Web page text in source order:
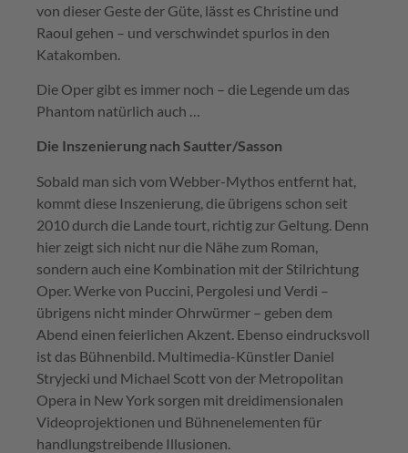
von dieser Geste der Güte, lässt es Christine und
Raoul gehen – und verschwindet spurlos in den
Katakomben.
Die Oper gibt es immer noch – die Legende um das
Phantom natürlich auch …
Die Inszenierung nach Sautter/Sasson
Sobald man sich vom Webber-Mythos entfernt hat,
kommt diese Inszenierung, die übrigens schon seit
2010 durch die Lande tourt, richtig zur Geltung. Denn
hier zeigt sich nicht nur die Nähe zum Roman,
sondern auch eine Kombination mit der Stilrichtung
Oper. Werke von Puccini, Pergolesi und Verdi –
übrigens nicht minder Ohrwürmer – geben dem
Abend einen feierlichen Akzent. Ebenso eindrucksvoll
ist das Bühnenbild. Multimedia-Künstler Daniel
Stryjecki und Michael Scott von der Metropolitan
Opera in New York sorgen mit dreidimensionalen
Videoprojektionen und Bühnenelementen für
handlungstreibende Illusionen.